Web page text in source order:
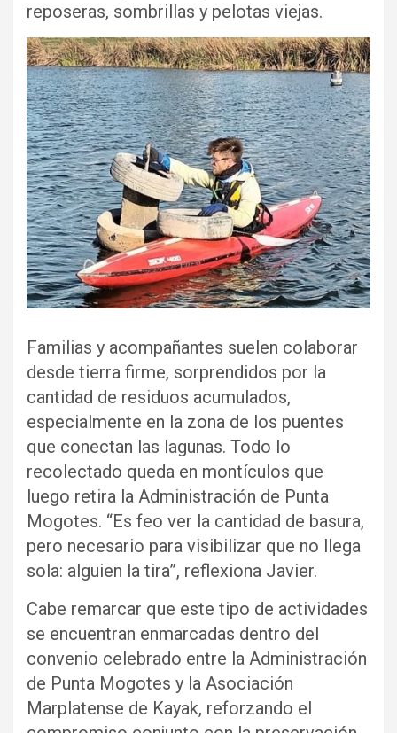
reposeras, sombrillas y pelotas viejas.
Familias y acompañantes suelen colaborar
desde tierra firme, sorprendidos por la
cantidad de residuos acumulados,
especialmente en la zona de los puentes
que conectan las lagunas. Todo lo
recolectado queda en montículos que
luego retira la Administración de Punta
Mogotes. “Es feo ver la cantidad de basura,
pero necesario para visibilizar que no llega
sola: alguien la tira”, reflexiona Javier.
Cabe remarcar que este tipo de actividades
se encuentran enmarcadas dentro del
convenio celebrado entre la Administración
de Punta Mogotes y la Asociación
Marplatense de Kayak, reforzando el